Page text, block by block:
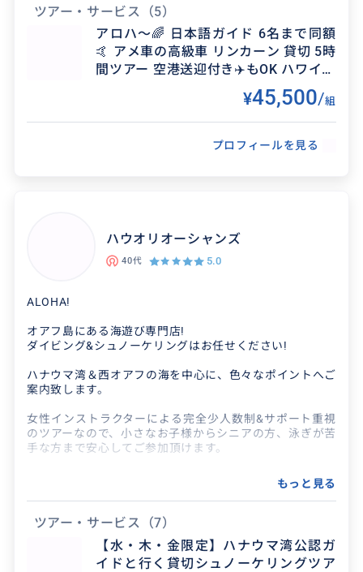
最高の旅でした！
2026/8/7
ガイドのりささん、とても楽しい旅をありがとう
ございました！ こちらの希望をフレキシブルに取
り入れていただき(結果的に希望の場所に全部行く
どうぞ宜しくお願い致します。
お気軽にお問い合わせ下さいませ。
せっかく アメリカに来たなら 乗ってみたい アメ
車の高級車 リンカーン ナビゲーターで 行く オ
切...
クチコミ
40代 2026/8/2
お願いしました。当初予定に加えて、さまざまな
の疲れもあり、早...
ツアー・サービス
（5）
アロハ〜🌈 日本語ガイド 6名まで同額
🤙 アメ車の高級車 リンカーン 貸切 5時
間ツアー 空港送迎付き✈️もOK ハワイ州
公認観光車両番号 PUC 1092-C
¥45,500/組
プロフィールを見る
ハウオリオーシャンズ
40代 5.0
ALOHA!
オアフ島にある海遊び専門店!
ダイビング&シュノーケリングはお任せください!
ハナウマ湾＆西オアフの海を中心に、色々なポイントへご
案内致します。
女性インストラクターによる完全少人数制&サポート重視
のツアーなので、小さなお子様からシニアの方、泳ぎが苦
手な方まで安心してご参加頂けます。
また初ハワイの方からリピーターの方まで楽しんで頂ける
よう、ご要望に合わせた「スペシャルプラン」もご提供で
い!
ハワイの海で楽しい時間・特別な思い出をたくさん作りま
もっと見る
ツアー・サービス （7）
【水・木・金限定】ハナウマ湾公認ガ
イドと行く貸切シュノーケリングツア